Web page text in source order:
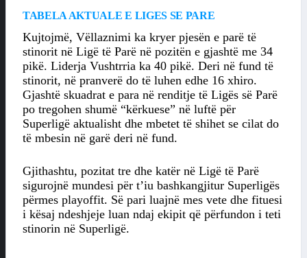
TABELA AKTUALE E LIGES SE PARE
Kujtojmë, Vëllaznimi ka kryer pjesën e parë të
stinorit në Ligë të Parë në pozitën e gjashtë me 34
pikë. Liderja Vushtrria ka 40 pikë. Deri në fund të
stinorit, në pranverë do të luhen edhe 16 xhiro.
Gjashtë skuadrat e para në renditje të Ligës së Parë
po tregohen shumë “kërkuese” në luftë për
Superligë aktualisht dhe mbetet të shihet se cilat do
të mbesin në garë deri në fund.
Gjithashtu, pozitat tre dhe katër në Ligë të Parë
sigurojnë mundesi për t’iu bashkangjitur Superligës
përmes playoffit. Së pari luajnë mes vete dhe fituesi
i kësaj ndeshjeje luan ndaj ekipit që përfundon i teti
stinorin në Superligë.